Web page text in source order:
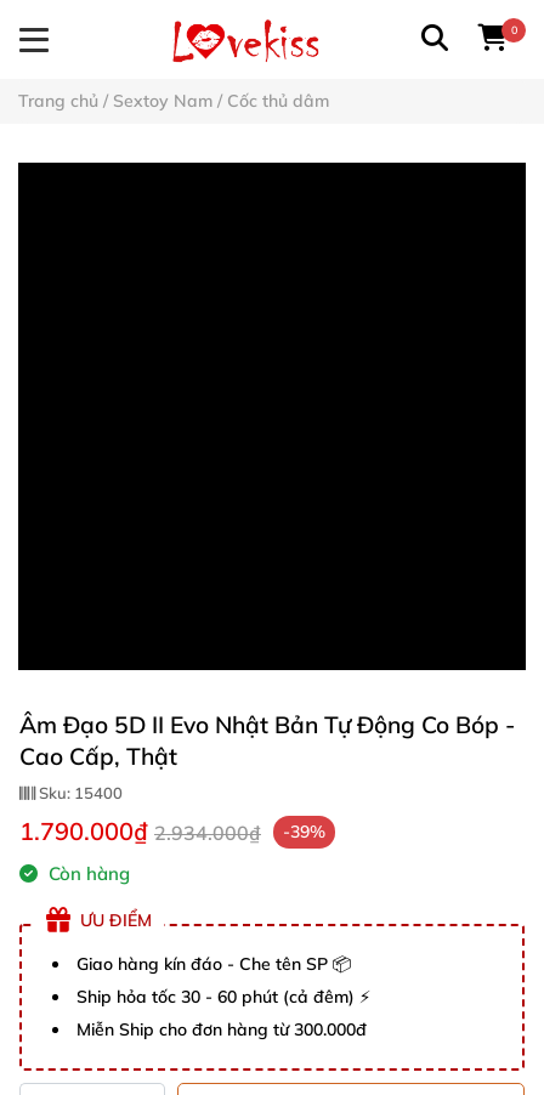
0
Trang chủ / Sextoy Nam / Cốc thủ dâm
Âm Đạo 5D II Evo Nhật Bản Tự Động Co Bóp -
Cao Cấp, Thật
Sku: 15400
1.790.000₫ 2.934.000₫ -39%
Còn hàng
ƯU ĐIỂM
Giao hàng kín đáo - Che tên SP 📦
Ship hỏa tốc 30 - 60 phút (cả đêm) ⚡
Miễn Ship cho đơn hàng từ 300.000đ